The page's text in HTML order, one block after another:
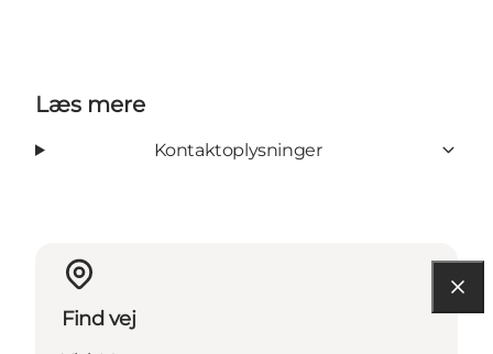
Læs mere
Kontaktoplysninger
Find vej